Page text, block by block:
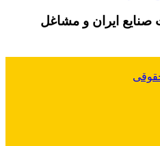
صنایع ایران و مشاغل